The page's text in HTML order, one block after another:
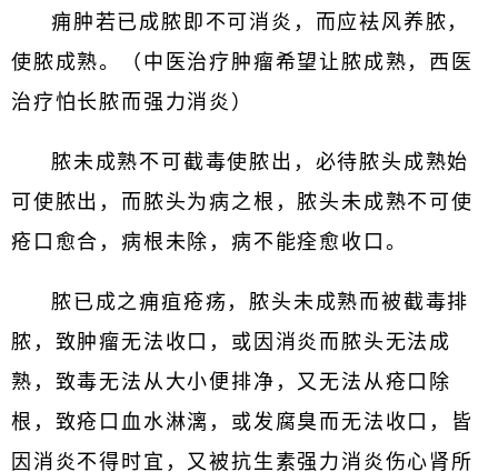
痈肿若已成脓即不可消炎，而应袪风养脓，
使脓成熟。（中医治疗肿瘤希望让脓成熟，西医
治疗怕长脓而强力消炎）
脓未成熟不可截毒使脓出，必待脓头成熟始
可使脓出，而脓头为病之根，脓头未成熟不可使
疮口愈合，病根未除，病不能痊愈收口。
脓已成之痈疽疮疡，脓头未成熟而被截毒排
脓，致肿瘤无法收口，或因消炎而脓头无法成
熟，致毒无法从大小便排净，又无法从疮口除
根，致疮口血水淋漓，或发腐臭而无法收口，皆
因消炎不得时宜，又被抗生素强力消炎伤心肾所